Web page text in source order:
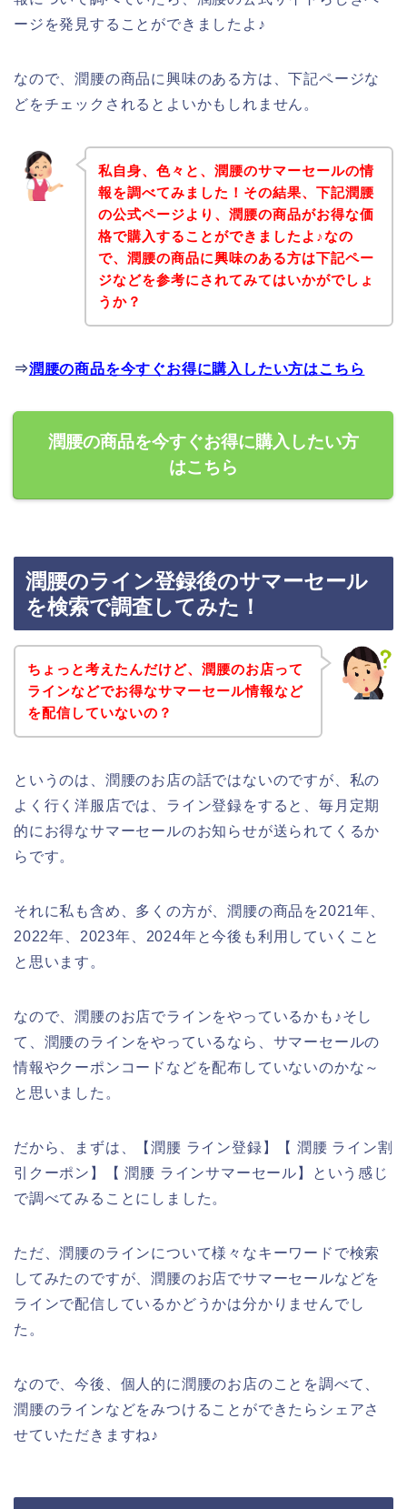
ージを発見することができましたよ♪
なので、潤腰の商品に興味のある方は、下記ページな
どをチェックされるとよいかもしれません。
私自身、色々と、潤腰のサマーセールの情
報を調べてみました！その結果、下記潤腰
の公式ページより、潤腰の商品がお得な価
格で購入することができましたよ♪なの
で、潤腰の商品に興味のある方は下記ペー
ジなどを参考にされてみてはいかがでしょ
うか？
⇒潤腰の商品を今すぐお得に購入したい方はこちら
潤腰の商品を今すぐお得に購入したい方
はこちら
潤腰のライン登録後のサマーセール
を検索で調査してみた！
ちょっと考えたんだけど、潤腰のお店って
ラインなどでお得なサマーセール情報など
を配信していないの？
というのは、潤腰のお店の話ではないのですが、私の
よく行く洋服店では、ライン登録をすると、毎月定期
的にお得なサマーセールのお知らせが送られてくるか
らです。
それに私も含め、多くの方が、潤腰の商品を2021年、
2022年、2023年、2024年と今後も利用していくこと
と思います。
なので、潤腰のお店でラインをやっているかも♪そし
て、潤腰のラインをやっているなら、サマーセールの
情報やクーポンコードなどを配布していないのかな～
と思いました。
だから、まずは、【潤腰 ライン登録】【 潤腰 ライン割
引クーポン】【 潤腰 ラインサマーセール】という感じ
で調べてみることにしました。
ただ、潤腰のラインについて様々なキーワードで検索
してみたのですが、潤腰のお店でサマーセールなどを
ラインで配信しているかどうかは分かりませんでし
た。
なので、今後、個人的に潤腰のお店のことを調べて、
潤腰のラインなどをみつけることができたらシェアさ
せていただきますね♪